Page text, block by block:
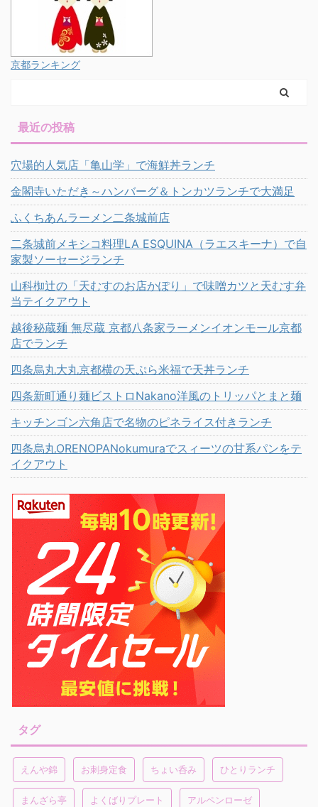
京都ランキング
最近の投稿
穴場的人気店「亀山学」で海鮮丼ランチ
金閣寺いただき～ハンバーグ＆トンカツランチで大満足
ふくちあんラーメン二条城前店
二条城前メキシコ料理LA ESQUINA（ラエスキーナ）で自
家製ソーセージランチ
山科椥辻の「天むすのお店かぽり」で味噌カツと天むす弁
当テイクアウト
越後秘蔵麺 無尽蔵 京都八条家ラーメンイオンモール京都
店でランチ
四条烏丸大丸京都横の天ぷら米福で天丼ランチ
四条新町通り麺ビストロNakano洋風のトリッパとまと麺
キッチンゴン六角店で名物のピネライス付きランチ
四条烏丸ORENOPANokumuraでスィーツの甘系パンをテ
イクアウト
タグ
えんや錦 お刺身定食 ちょい呑み ひとりランチ
まんざら亭 よくばりプレート アルペンローゼ